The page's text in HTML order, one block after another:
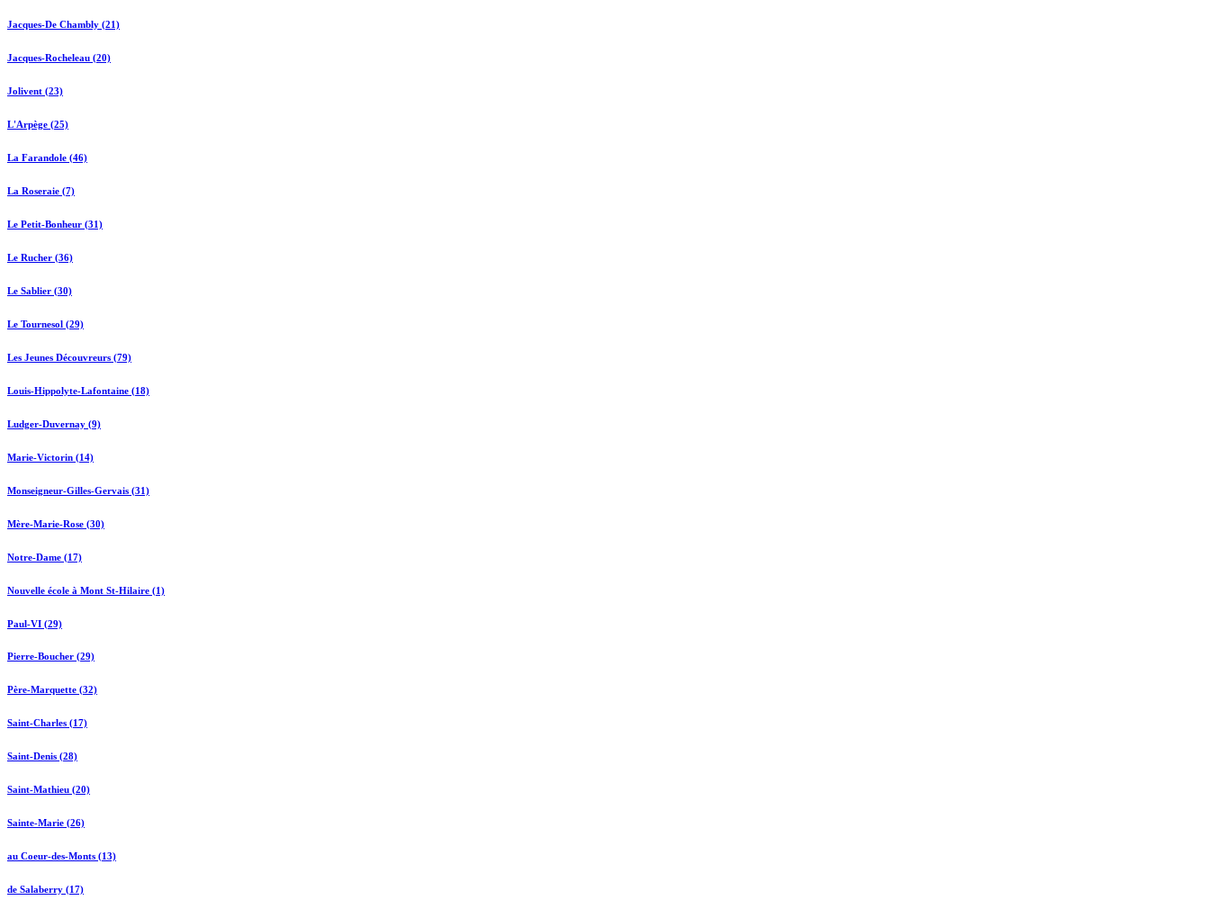
Jacques-De Chambly (21)
Jacques-Rocheleau (20)
Jolivent (23)
L'Arpège (25)
La Farandole (46)
La Roseraie (7)
Le Petit-Bonheur (31)
Le Rucher (36)
Le Sablier (30)
Le Tournesol (29)
Les Jeunes Découvreurs (79)
Louis-Hippolyte-Lafontaine (18)
Ludger-Duvernay (9)
Marie-Victorin (14)
Monseigneur-Gilles-Gervais (31)
Mère-Marie-Rose (30)
Notre-Dame (17)
Nouvelle école à Mont St-Hilaire (1)
Paul-VI (29)
Pierre-Boucher (29)
Père-Marquette (32)
Saint-Charles (17)
Saint-Denis (28)
Saint-Mathieu (20)
Sainte-Marie (26)
au Coeur-des-Monts (13)
de Salaberry (17)